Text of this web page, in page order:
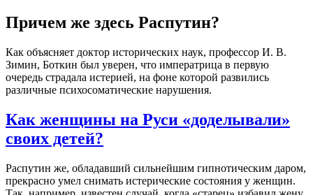
Причем же здесь Распутин?
Как объясняет доктор исторических наук, профессор И. В.
Зимин, Боткин был уверен, что императрица в первую
очередь страдала истерией, на фоне которой развились
различные психосоматические нарушения.
Как женщины на Руси «доделывали»
своих детей?
Распутин же, обладавший сильнейшим гипнотическим даром,
прекрасно умел снимать истерические состояния у женщин.